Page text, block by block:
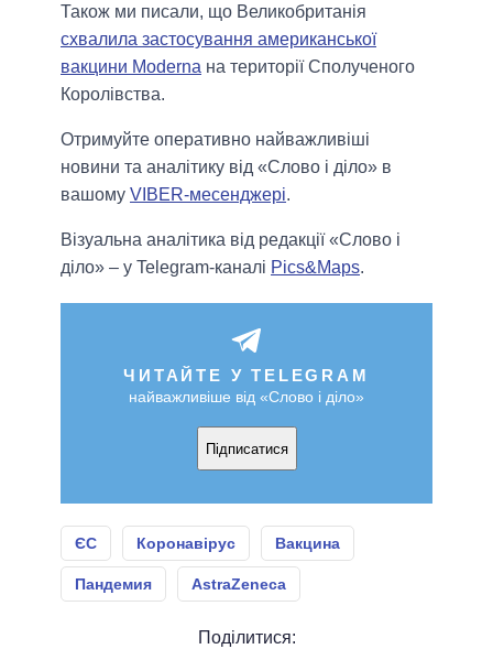
Також ми писали, що Великобританія
схвалила застосування американської
вакцини Moderna на території Сполученого
Королівства.
Отримуйте оперативно найважливіші
новини та аналітику від «Слово і діло» в
вашому VIBER-месенджері.
Візуальна аналітика від редакції «Слово і
діло» – у Telegram-каналі Pics&Maps.
ЧИТАЙТЕ У TELEGRAM
найважливіше від «Слово і діло»
Підписатися
ЄС Коронавірус Вакцина
Пандемия AstraZeneca
Поділитися: